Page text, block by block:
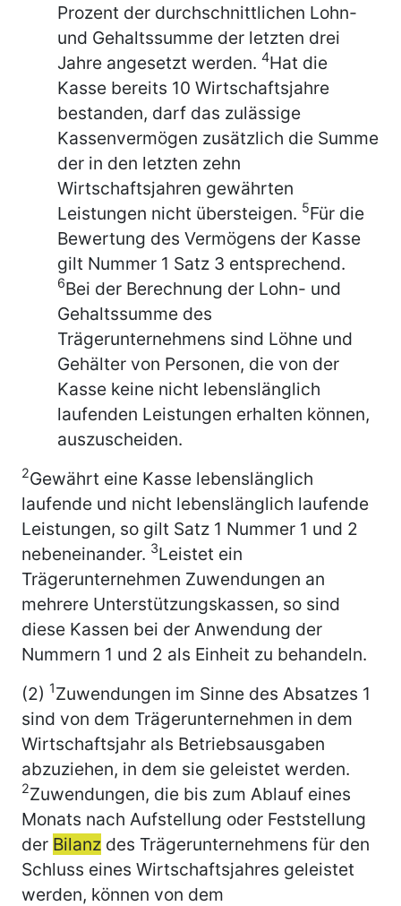
Prozent der durchschnittlichen Lohn-
und Gehaltssumme der letzten drei
Jahre angesetzt werden. 4Hat die
Kasse bereits 10 Wirtschaftsjahre
bestanden, darf das zulässige
Kassenvermögen zusätzlich die Summe
der in den letzten zehn
Wirtschaftsjahren gewährten
Leistungen nicht übersteigen. 5Für die
Bewertung des Vermögens der Kasse
gilt Nummer 1 Satz 3 entsprechend.
6Bei der Berechnung der Lohn- und
Gehaltssumme des
Trägerunternehmens sind Löhne und
Gehälter von Personen, die von der
Kasse keine nicht lebenslänglich
laufenden Leistungen erhalten können,
auszuscheiden.
2Gewährt eine Kasse lebenslänglich
laufende und nicht lebenslänglich laufende
Leistungen, so gilt Satz 1 Nummer 1 und 2
nebeneinander. 3Leistet ein
Trägerunternehmen Zuwendungen an
mehrere Unterstützungskassen, so sind
diese Kassen bei der Anwendung der
Nummern 1 und 2 als Einheit zu behandeln.
(2) 1Zuwendungen im Sinne des Absatzes 1
sind von dem Trägerunternehmen in dem
Wirtschaftsjahr als Betriebsausgaben
abzuziehen, in dem sie geleistet werden.
2Zuwendungen, die bis zum Ablauf eines
Monats nach Aufstellung oder Feststellung
der Bilanz des Trägerunternehmens für den
Schluss eines Wirtschaftsjahres geleistet
werden, können von dem